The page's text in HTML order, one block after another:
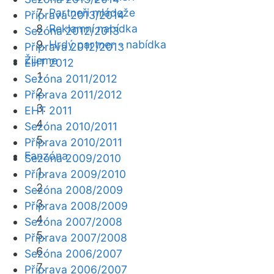
Partneři mládeže
Reklamní nabídka
Hrdý partner - nabídka
Žijeme
Fanzóna
Příprava 2013/2014
Sezóna 2012/2013
Příprava 2012/2013
EHT 2012
Sezóna 2011/2012
Příprava 2011/2012
EHT 2011
Sezóna 2010/2011
Příprava 2010/2011
Sezóna 2009/2010
Příprava 2009/2010
Sezóna 2008/2009
Příprava 2008/2009
Sezóna 2007/2008
Příprava 2007/2008
Sezóna 2006/2007
Příprava 2006/2007